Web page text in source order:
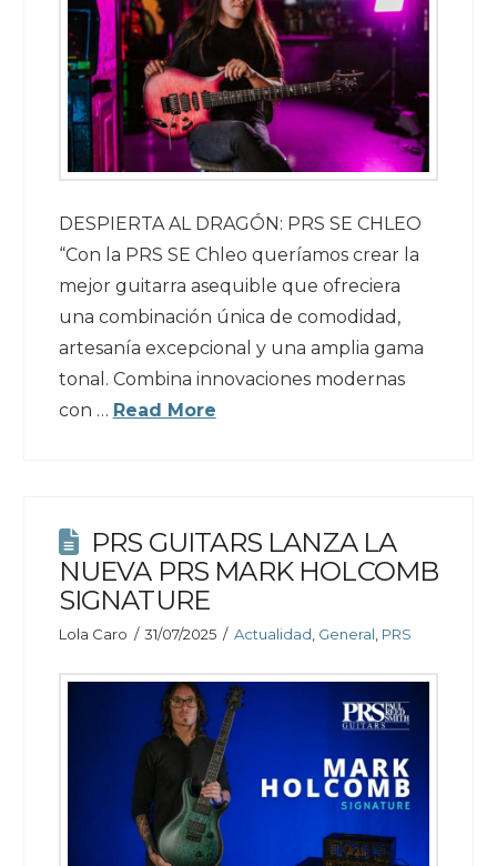
DESPIERTA AL DRAGÓN: PRS SE CHLEO
“Con la PRS SE Chleo queríamos crear la
mejor guitarra asequible que ofreciera
una combinación única de comodidad,
artesanía excepcional y una amplia gama
tonal. Combina innovaciones modernas
con … Read More
PRS GUITARS LANZA LA
NUEVA PRS MARK HOLCOMB
SIGNATURE
Lola Caro 31/07/2025 Actualidad General PRS